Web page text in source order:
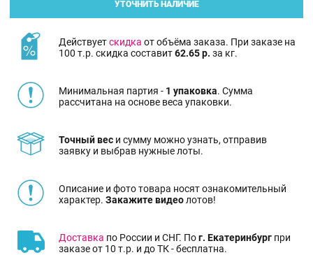
УТОЧНИТЬ НАЛИЧИЕ
Действуетскидка от объёма заказа. При заказе на
100 т.р. скидка составит62.65 р. за кг.
Минимальная партия - 1 упаковка. Сумма
рассчитана на основе веса упаковки.
Точный вес и сумму можно узнать, отправив
заявку и выбрав нужные лоты.
Описание и фото товара носят ознакомительный
характер. Закажите видеолотов!
Доставка по России и СНГ. Пог. Екатеринбург при
заказе от 10 т.р. и до ТК - бесплатна.